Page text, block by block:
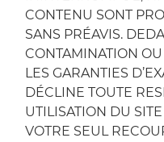
CONTENU SONT
SANS PRÉAVIS.
CONTAMINATION
LES GARANTIES
DÉCLINE TOUTE
UTILISATION DU
VOTRE SEUL